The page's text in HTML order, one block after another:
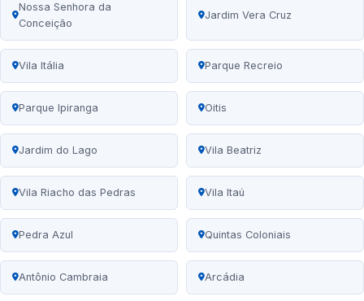
Nossa Senhora da
Conceição
Jardim Vera Cruz
Vila Itália Parque Recreio
Parque Ipiranga Oitis
Jardim do Lago Vila Beatriz
Vila Riacho das Pedras Vila Itaú
Pedra Azul Quintas Coloniais
Antônio Cambraia Arcádia